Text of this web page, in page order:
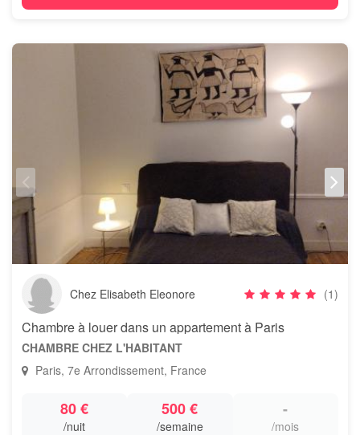
Chez Elisabeth Eleonore (1)
Chambre à louer dans un appartement à Paris
CHAMBRE CHEZ L'HABITANT
Paris, 7e Arrondissement, France
80 €
/nuit
500 €
/semaine
-
/mois